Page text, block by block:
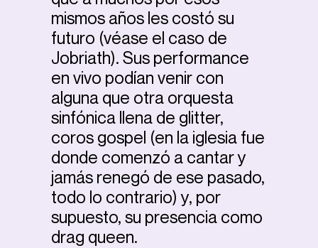
mismos años les costó su
futuro (véase el caso de
Jobriath). Sus performance
en vivo podían venir con
alguna que otra orquesta
sinfónica llena de glitter,
coros gospel (en la iglesia fue
donde comenzó a cantar y
jamás renegó de ese pasado,
todo lo contrario) y, por
supuesto, su presencia como
drag queen.